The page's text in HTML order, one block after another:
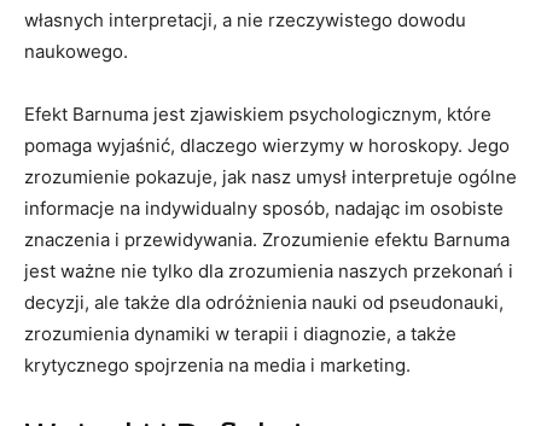
własnych interpretacji, a nie rzeczywistego dowodu
naukowego.
Efekt Barnuma jest zjawiskiem psychologicznym, które
pomaga wyjaśnić, dlaczego wierzymy w horoskopy. Jego
zrozumienie pokazuje, jak nasz umysł interpretuje ogólne
informacje na indywidualny sposób, nadając im osobiste
znaczenia i przewidywania. Zrozumienie efektu Barnuma
jest ważne nie tylko dla zrozumienia naszych przekonań i
decyzji, ale także dla odróżnienia nauki od pseudonauki,
zrozumienia dynamiki w terapii i diagnozie, a także
krytycznego spojrzenia na media i marketing.